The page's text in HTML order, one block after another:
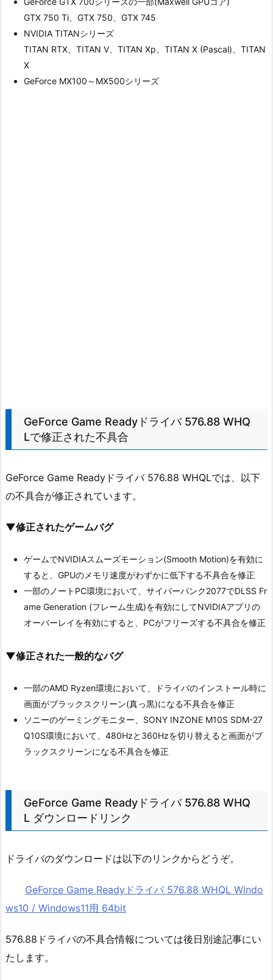
GTX 750 Ti、GTX 750、GTX 745
NVIDIA TITANシリーズ
TITAN RTX、TITAN V、TITAN Xp、TITAN X (Pascal)、TITAN
X
GeForce MX100～MX500シリーズ
GeForce Game Readyドライバ 576.88 WHQ
Lで修正された不具合
GeForce Game Readyドライバ 576.88 WHQLでは、以下
の不具合が修正されています。
▼修正されたゲームバグ
ゲームでNVIDIAスムーズモーション(Smooth Motion)を有効に
すると、GPUのメモリ速度がわずかに低下する不具合を修正
一部のノートPC環境において、サイバーパンク2077でDLSS Fr
ame Generation (フレーム生成)を有効にしてNVIDIAアプリの
オーバーレイを有効にすると、PCがフリーズする不具合を修正
▼修正された一般的なバグ
一部のAMD Ryzen環境において、ドライバのインストール時に
画面がブラックスクリーン(真っ黒)になる不具合を修正
ソニーのゲーミングモニター、SONY INZONE M10S SDM-27
Q10S環境において、480Hzと360Hzを切り替えると画面がブ
ラックスクリーンになる不具合を修正
GeForce Game Readyドライバ 576.88 WHQ
L ダウンロードリンク
ドライバのダウンロードは以下のリンクからどうぞ。
GeForce Game Readyドライバ 576.88 WHQL Windo
ws10 / Windows11用 64bit
576.88ドライバの不具合情報については後日別途記事にい
たします。